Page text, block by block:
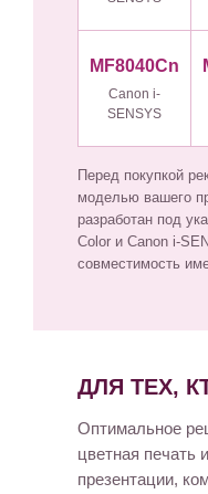
MF8040Cn
Canon i-
SENSYS
Перед покупкой
моделью вашего
разработан под
Color и Canon i-
совместимость
ДЛЯ ТЕХ,
Оптимальное
цветная печать
презентации,